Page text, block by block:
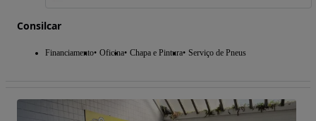
Consilcar
Financiamento Oficina Chapa e Pintura Serviço de Pneus